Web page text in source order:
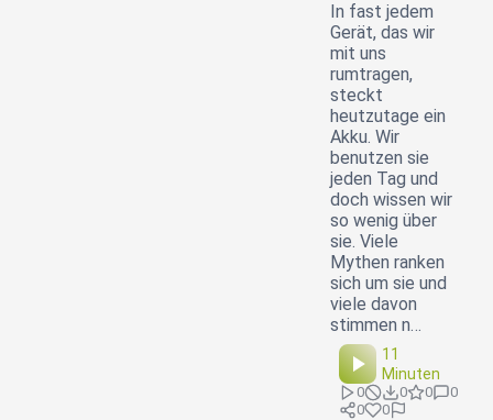
In fast jedem
Gerät, das wir
mit uns
rumtragen,
steckt
heutzutage ein
Akku. Wir
benutzen sie
jeden Tag und
doch wissen wir
so wenig über
sie. Viele
Mythen ranken
sich um sie und
viele davon
stimmen n…
11
Minuten
0 0 0
0
0
0